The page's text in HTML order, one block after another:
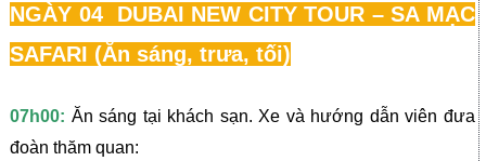
NGÀY 04 DUBAI NEW CITY TOUR – SA MẠC
SAFARI (Ăn sáng, trưa, tối)
07h00: Ăn sáng tại khách sạn. Xe và hướng dẫn viên đưa
đoàn thăm quan: